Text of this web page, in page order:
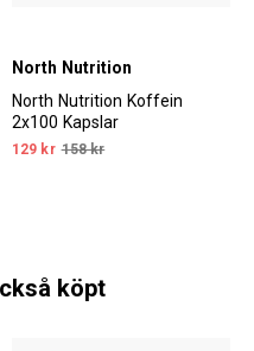
North Nutrition
North Nutrition Koffein
2x100 Kapslar
129 kr 158 kr
köpt